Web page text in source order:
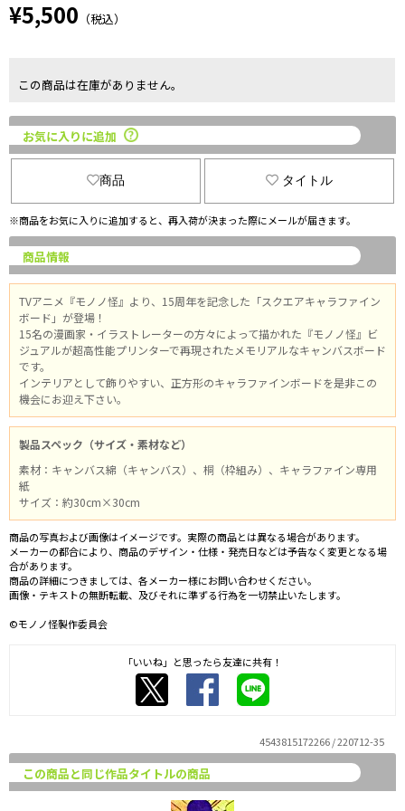
¥5,500 （税込）
この商品は在庫がありません。
お気に入りに追加
商品 タイトル
※商品をお気に入りに追加すると、再入荷が決まった際にメールが届きます。
商品情報
TVアニメ『モノノ怪』より、15周年を記念した「スクエアキャラファイン
ボード」が登場！
15名の漫画家・イラストレーターの方々によって描かれた『モノノ怪』ビ
ジュアルが超高性能プリンターで再現されたメモリアルなキャンバスボード
です。
インテリアとして飾りやすい、正方形のキャラファインボードを是非この
機会にお迎え下さい。
製品スペック（サイズ・素材など）
素材：キャンバス綿（キャンバス）、桐（枠組み）、キャラファイン専用
紙
サイズ：約30cm×30cm
商品の写真および画像はイメージです。実際の商品とは異なる場合があります。
メーカーの都合により、商品のデザイン・仕様・発売日などは予告なく変更となる場
合があります。
商品の詳細につきましては、各メーカー様にお問い合わせください。
画像・テキストの無断転載、及びそれに準ずる行為を一切禁止いたします。
©モノノ怪製作委員会
「いいね」と思ったら友達に共有！
4543815172266 / 220712-35
この商品と同じ作品タイトルの商品